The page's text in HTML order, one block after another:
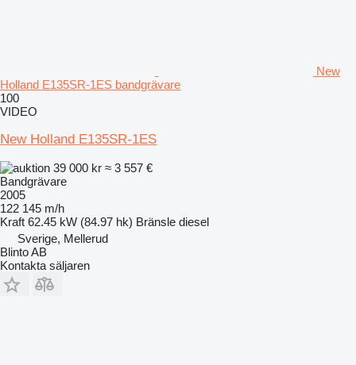
New
Holland E135SR-1ES bandgrävare
100
VIDEO
New Holland E135SR-1ES
39 000 kr ≈ 3 557 €
Bandgrävare
2005
122 145 m/h
Kraft 62.45 kW (84.97 hk) Bränsle diesel
Sverige, Mellerud
Blinto AB
Kontakta säljaren